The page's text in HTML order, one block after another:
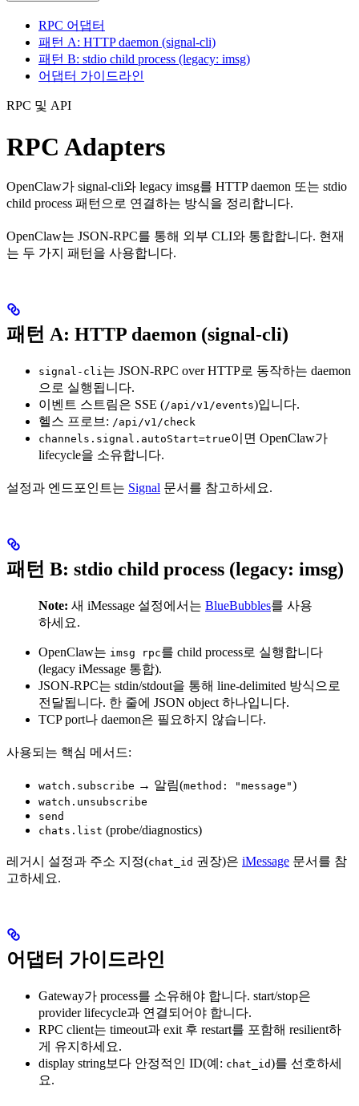
RPC 어댑터
패턴 A: HTTP daemon (signal-cli)
패턴 B: stdio child process (legacy: imsg)
어댑터 가이드라인
RPC 및 API
RPC Adapters
OpenClaw가 signal-cli와 legacy imsg를 HTTP daemon 또는 stdio
child process 패턴으로 연결하는 방식을 정리합니다.
OpenClaw는 JSON-RPC를 통해 외부 CLI와 통합합니다. 현재
는 두 가지 패턴을 사용합니다.
패턴 A: HTTP daemon (signal-cli)
signal-cli 는 JSON-RPC over HTTP로 동작하는 daemon
으로 실행됩니다.
이벤트 스트림은 SSE (/api/v1/events)입니다.
헬스 프로브: /api/v1/check
channels.signal.autoStart=true이면 OpenClaw가
lifecycle을 소유합니다.
설정과 엔드포인트는 Signal 문서를 참고하세요.
패턴 B: stdio child process (legacy: imsg)
Note: 새 iMessage 설정에서는 BlueBubbles를 사용
하세요.
OpenClaw는 imsg rpc를 child process로 실행합니다
(legacy iMessage 통합).
JSON-RPC는 stdin/stdout을 통해 line-delimited 방식으로
전달됩니다. 한 줄에 JSON object 하나입니다.
TCP port나 daemon은 필요하지 않습니다.
사용되는 핵심 메서드:
watch.subscribe → 알림(method: "message")
watch.unsubscribe
send
chats.list (probe/diagnostics)
레거시 설정과 주소 지정(chat_id 권장)은 iMessage 문서를 참
고하세요.
어댑터 가이드라인
Gateway가 process를 소유해야 합니다. start/stop은
provider lifecycle과 연결되어야 합니다.
RPC client는 timeout과 exit 후 restart를 포함해 resilient하
게 유지하세요.
display string보다 안정적인 ID(예: chat_id)를 선호하세
요.